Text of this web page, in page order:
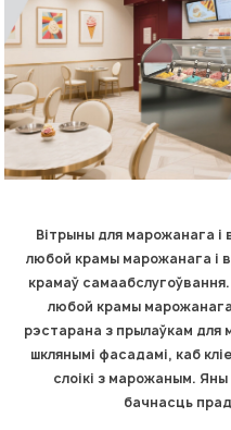
Вітрыны для марожанага і
любой крамы марожанага і
крамаў
любой крамы
рэстарана з прылаўкам
шклянымі фасадамі, каб
слоікі з марожаным.
бачнасць